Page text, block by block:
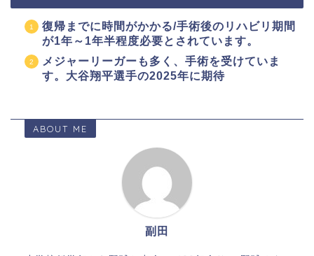
復帰までに時間がかかる/手術後のリハビリ期間
が1年～1年半程度必要とされています。
メジャーリーガーも多く、手術を受けていま
す。大谷翔平選手の2025年に期待
ABOUT ME
副田